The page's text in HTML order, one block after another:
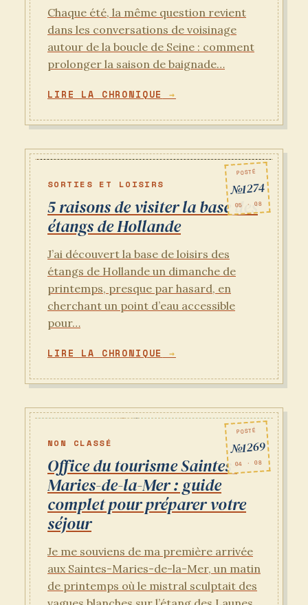
Chaque été, la même question revient
dans les conversations de voisinage
autour de la boucle de Seine : comment
prolonger la saison de baignade…
LIRE LA CHRONIQUE
POSTÉ
№1274
05 · 08
SORTIES ET LOISIRS
5 raisons de visiter la base des
étangs de Hollande
J’ai découvert la base de loisirs des
étangs de Hollande un dimanche de
printemps, presque par hasard, en
cherchant un point d’eau accessible
pour…
LIRE LA CHRONIQUE
POSTÉ
№1269
04 · 08
NON CLASSÉ
Office du tourisme Saintes-
Maries-de-la-Mer : guide
complet pour préparer votre
séjour
Je me souviens de ma première arrivée
aux Saintes-Maries-de-la-Mer, un matin
de printemps où le mistral sculptait des